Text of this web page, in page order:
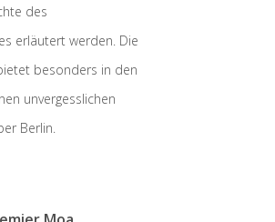
des
erläutert werden. Die
besonders in den
unvergesslichen
Berlin.